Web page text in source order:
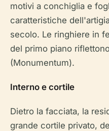
motivi a conchiglia e
caratteristiche
secolo. Le ringhiere in
del primo piano
(Monumentum).
Interno e cortile
Dietro la facciata, la
grande cortile privato,